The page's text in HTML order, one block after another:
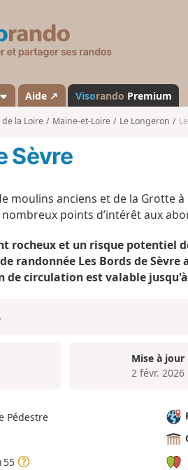
s
a
n
d
Aide ↗ Visorando Premium
de la Loire Maine-et-Loire Le Longeron
Sèvre
moulins anciens et de la Grotte
points d’intérêt aux
rocheux et un risque potentiel
randonnée Les Bords de
de circulation est valable
Mise à jour
2 févr. 2026
Pédestre
55